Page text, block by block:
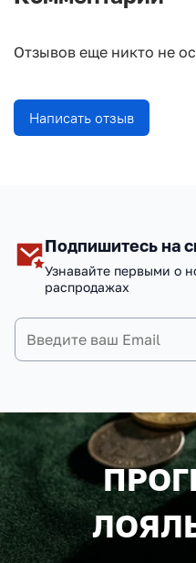
Отзывов еще никто не
Написать отзыв
Подпишитесь на
Узнавайте первыми о
распродажах